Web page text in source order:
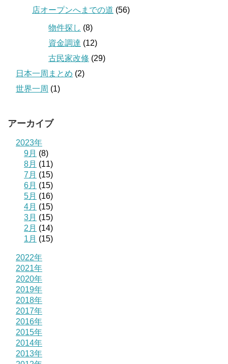
店オープンへまでの道 (56)
物件探し (8)
資金調達 (12)
古民家改修 (29)
日本一周まとめ (2)
世界一周 (1)
アーカイブ
2023年
9月 (8)
8月 (11)
7月 (15)
6月 (15)
5月 (16)
4月 (15)
3月 (15)
2月 (14)
1月 (15)
2022年
2021年
2020年
2019年
2018年
2017年
2016年
2015年
2014年
2013年